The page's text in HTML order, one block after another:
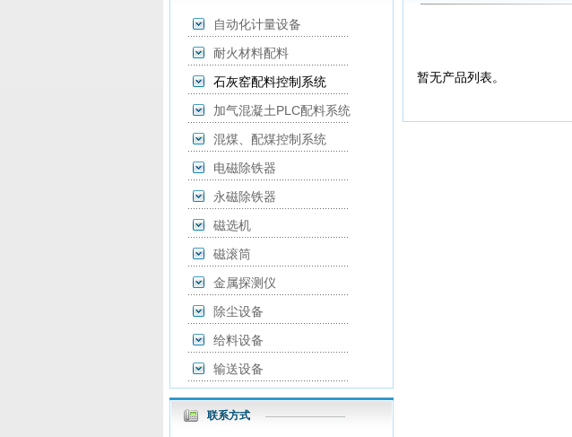
自动化计量设备
耐火材料配料
石灰窑配料控制系统
加气混凝土PLC配料系统
混煤、配煤控制系统
电磁除铁器
永磁除铁器
磁选机
磁滚筒
金属探测仪
除尘设备
给料设备
输送设备
联系方式
暂无产品列表。